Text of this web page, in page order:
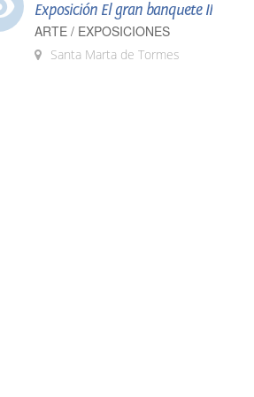
Exposición El gran banquete II
ARTE / EXPOSICIONES
Santa Marta de Tormes